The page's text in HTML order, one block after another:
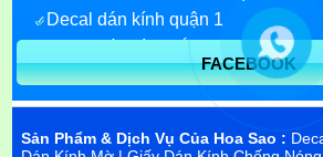
Decal dán kính bắc ninh
Decal dán kính tại bình dương
In decal dán kính trang tríFACEBOOK
Sản Phẩm & Dịch Vụ Của Hoa Sao :